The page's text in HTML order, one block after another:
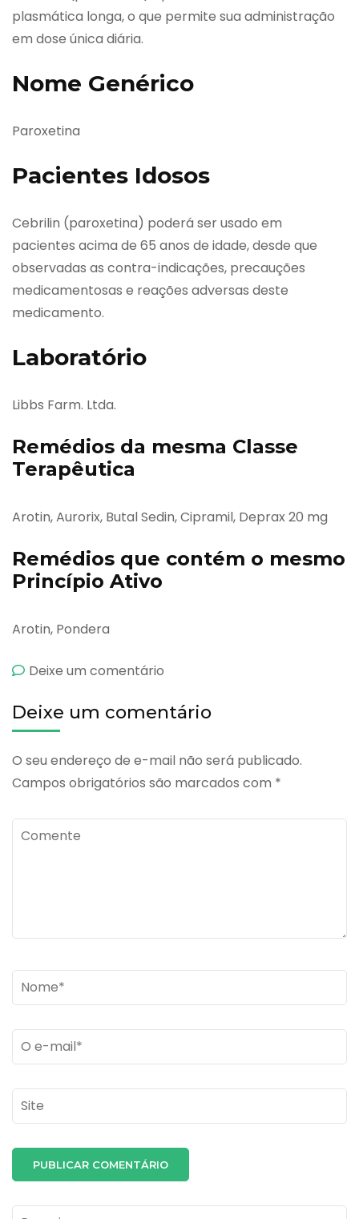
plasmática longa, o que permite sua administração
em dose única diária.
Nome Genérico
Paroxetina
Pacientes Idosos
Cebrilin (paroxetina) poderá ser usado em
pacientes acima de 65 anos de idade, desde que
observadas as contra-indicações, precauções
medicamentosas e reações adversas deste
medicamento.
Laboratório
Libbs Farm. Ltda.
Remédios da mesma Classe
Terapêutica
Arotin, Aurorix, Butal Sedin, Cipramil, Deprax 20 mg
Remédios que contém o mesmo
Princípio Ativo
Arotin, Pondera
Deixe um comentário
Deixe um comentário
O seu endereço de e-mail não será publicado.
Campos obrigatórios são marcados com *
Comente
Name*
Email *
Site
Pesquisar